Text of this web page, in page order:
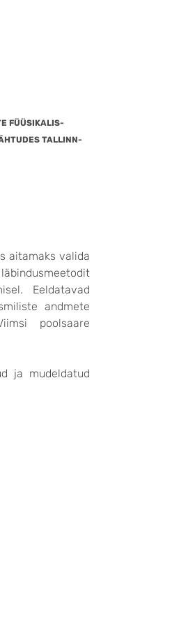
FÜÜSIKALIS-
TALLINN-
aitamaks valida
Eeldatavad
andmete
poolsaare
ja mudeldatud